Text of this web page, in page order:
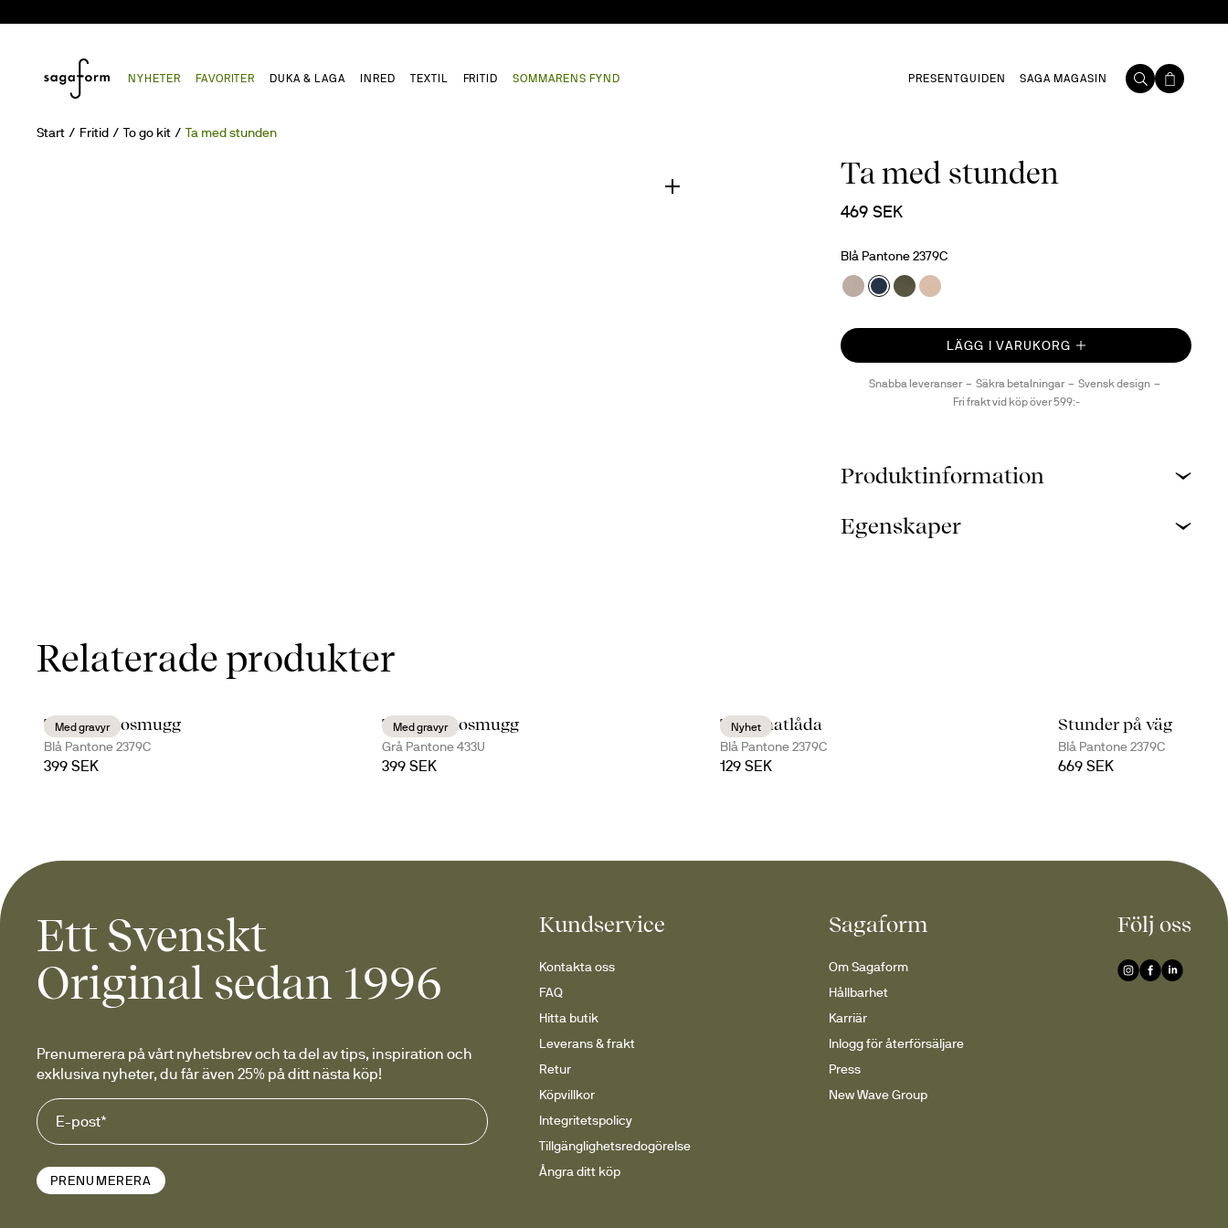
NYHETER FAVORITER DUKA & LAGA INRED TEXTIL FRITID SOMMARENS FYND PRESENTGUIDEN SAGA MAGASIN
Start Fritid To go kit Ta med stunden
Ta med stunden
469 SEK
Blå Pantone 2379C
LÄGG I VARUKORG
Snabba leveranser Säkra betalningar
Svensk design
Fri frakt vid köp över 599:-
Produktinformation
Egenskaper
Relaterade produkter
Med gravyr
Tova termosmugg
Blå Pantone 2379C
399 SEK
Med gravyr
Tova termosmugg
Grå Pantone 433U
399 SEK
Nyhet
Tina matlåda
Blå Pantone 2379C
129 SEK
Stunder på väg
Blå Pantone 2379C
669 SEK
Ett Svenskt
Original sedan 1996
Prenumerera på vårt nyhetsbrev och ta del av tips, inspiration och
exklusiva nyheter, du får även 25% på ditt nästa köp!
PRENUMERERA
Kundservice
Kontakta oss
FAQ
Hitta butik
Leverans & frakt
Retur
Köpvillkor
Integritetspolicy
Tillgänglighetsredogörelse
Ångra ditt köp
Sagaform
Om Sagaform
Hållbarhet
Karriär
Inlogg för återförsäljare
Press
New Wave Group
Följ oss